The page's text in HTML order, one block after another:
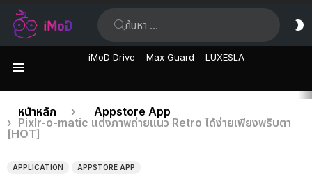
iMoD Drive Max Guard LUXESLA
เรื่อง
ล่าสุด
คุณอยู่ที่นี่:
หน้าหลัก
Appstore App
Pixlr-o-matic แต่งภาพถ่ายแนว Retro ได้ง่ายเพียงพริบตา
[HOT]
APPLICATION APPSTORE APP